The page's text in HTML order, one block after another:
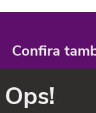
Confira
Ops!